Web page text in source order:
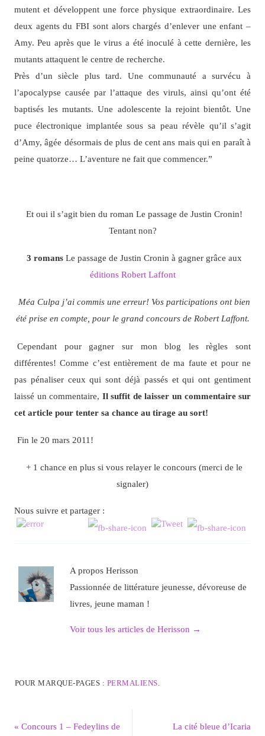
mutent et développent une force physique extraordinaire. Les
deux agents du FBI sont alors chargés d’enlever une enfant –
Amy. Peu après que le virus a été inoculé à cette dernière, les
mutants attaquent le centre de recherche.
Près d’un siècle plus tard. Une communauté a survécu à
l’apocalypse causée par l’attaque des viruls, ainsi qu’ont été
baptisés les mutants. Une adolescente la rejoint bientôt. Une
puce électronique implantée sous sa peau révèle qu’il s’agit
d’Amy, âgée désormais de plus de cent ans mais qui en paraît à
peine quatorze… L’aventure ne fait que commencer.”
Et oui il s’agit bien du roman Le passage de Justin Cronin!
Tentant non?
3 romansLe passage de Justin Cronin à gagner grâce aux
éditions Robert Laffont
Méa Culpa j’ai commis une erreur! Vos participations ont bien
été prise en compte, pour le grand concours de Robert Laffont.
Cependant pour gagner sur mon blog les règles sont
différentes! Comme c’est entièrement de ma faute et pour ne
pas pénaliser ceux qui sont déjà passés et qui ont gentiment
laissé un commentaire, Il suffit de laisser un commentaire sur
cet article pour tenter sa chance au tirage au sort!
Fin le 20 mars 2011!
+ 1 chance en plus si vous relayer le concours (merci de le
signaler)
Nous suivre et partager :
A propos Herisson
Passionnée de littérature jeunesse, dévoreuse de
livres, jeune maman !
Voir tous les articles de Herisson →
POUR MARQUE-PAGES : PERMALIENS
« Concours 1 – Fedeylins de
La cité bleue d’Icaria